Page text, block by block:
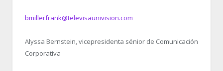
bmillerfrank@televisaunivision.com
Alyssa Bernstein, vicepresidenta sénior de Comunicación
Corporativa